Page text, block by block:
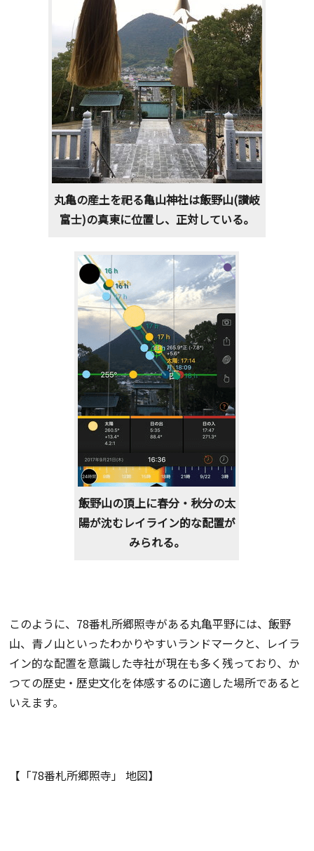
丸亀の産土を祀る亀山神社は飯野山(讃岐
富士)の真東に位置し、正対している。
飯野山の頂上に春分・秋分の太
陽が沈むレイライン的な配置が
みられる。
このように、78番札所郷照寺がある丸亀平野には、飯野
山、青ノ山といったわかりやすいランドマークと、レイラ
イン的な配置を意識した寺社が現在も多く残っており、か
つての歴史・歴史文化を体感するのに適した場所であると
いえます。
【「78番札所郷照寺」 地図】